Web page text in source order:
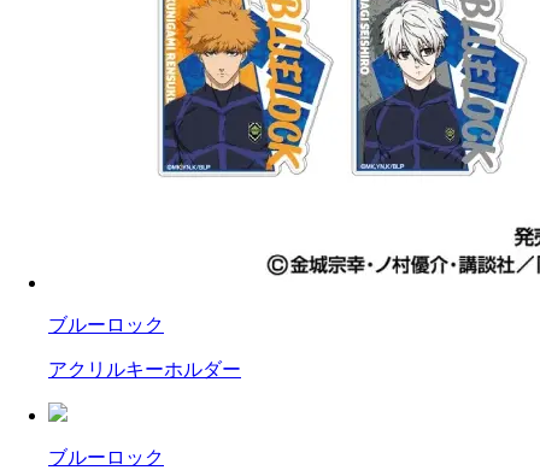
ブルーロック
アクリルキーホルダー
ブルーロック